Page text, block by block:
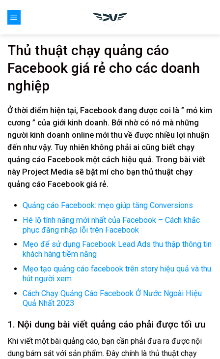
Thủ thuật chạy quảng cáo
Facebook giá rẻ cho các doanh
nghiệp
Ở thời điểm hiện tại, Facebook đang được coi là ” mỏ kim
cương ” của giới kinh doanh. Bởi nhờ có nó mà những
người kinh doanh online mới thu về được nhiều lợi nhuận
đến như vậy. Tuy nhiên không phải ai cũng biết chạy
quảng cáo Facebook một cách hiệu quả. Trong bài viết
này Project Media sẽ bật mí cho bạn thủ thuật chạy
quảng cáo Facebook giá rẻ.
Quảng cáo Facebook: mẹo giúp tăng Conversions
Hé lộ tính năng mới nhất của Facebook – Cách khắc
phục đăng nhập lỗi trên Facebook
Mẹo để sử dụng Facebook Lead Ads thu thập thông tin
khách hàng tiềm năng
Mẹo tạo quảng cáo facebook trên story hiệu quả và thu
hút người xem
Cách Chạy Quảng Cáo Facebook Ở Nước Ngoài Hiệu
Quả Nhất 2023
1. Nội dung bài viết quảng cáo phải được tối ưu
Khi viết một bài quảng cáo, bạn cần phải đưa ra được nội
dung bám sát với sản phẩm. Đây chính là thủ thuật chạy